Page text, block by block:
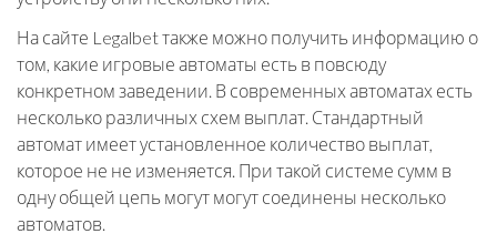
На сайте Legalbet также можно получить информацию о
том, какие игровые автоматы есть в повсюду
конкретном заведении. В современных автоматах есть
несколько различных схем выплат. Стандартный
автомат имеет установленное количество выплат,
которое не не изменяется. При такой системе сумм в
одну общей цепь могут могут соединены несколько
автоматов.